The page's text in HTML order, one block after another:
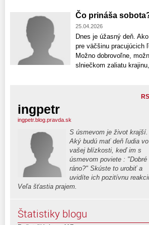
Čo prináša
25.04.2026
Dnes je úžasný deň.
pre väčšinu pracujúcich
Možno dobrovoľne,
slniečkom zaliatu
ingpetr
ingpetr.blog.pravda.sk
S úsmevom je život krajší.
Aký budú mať deň ľudia vo
vašej blízkosti, keď im s
úsmevom poviete : "Dobré
ráno?" Skúste to urobiť a
uvidíte ich pozitívnu
Veľa šťastia prajem.
Štatistiky blogu